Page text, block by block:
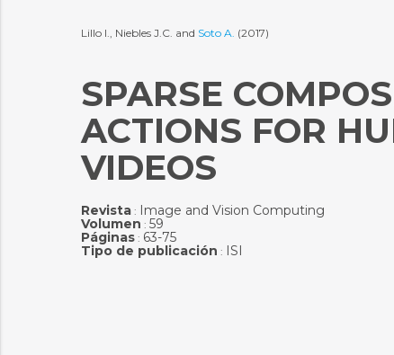
Lillo I., Niebles J.C. and Soto A. (2017)
SPARSE
ACTIONS FOR
VIDEOS
Revista: Image and Vision Computing
Volumen : 59
Páginas: 63-75
Tipo de publicación : ISI